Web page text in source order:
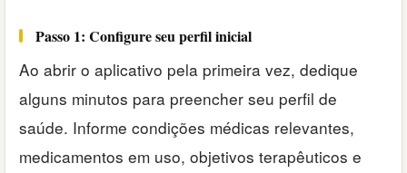
Passo 1: Configure seu perfil inicial
Ao abrir o aplicativo pela primeira vez, dedique
alguns minutos para preencher seu perfil de
saúde. Informe condições médicas relevantes,
medicamentos em uso, objetivos terapêuticos e